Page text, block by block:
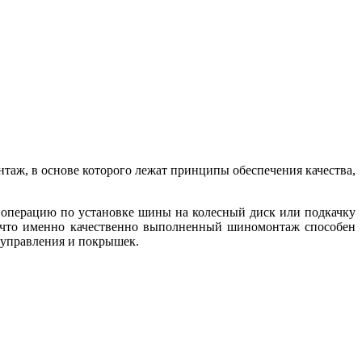
в основе которого лежат принципы обеспечения качества,
по установке шины на колесный диск или подкачку
именно качественно выполненный шиномонтаж способен
управления и покрышек.